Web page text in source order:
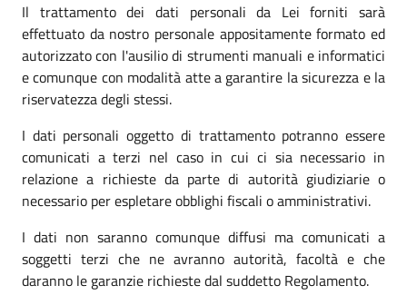
Il trattamento dei dati personali da Lei forniti sarà
effettuato da nostro personale appositamente formato ed
autorizzato con l'ausilio di strumenti manuali e informatici
e comunque con modalità atte a garantire la sicurezza e la
riservatezza degli stessi.
I dati personali oggetto di trattamento potranno essere
comunicati a terzi nel caso in cui ci sia necessario in
relazione a richieste da parte di autorità giudiziarie o
necessario per espletare obblighi fiscali o amministrativi.
I dati non saranno comunque diffusi ma comunicati a
soggetti terzi che ne avranno autorità, facoltà e che
daranno le garanzie richieste dal suddetto Regolamento.